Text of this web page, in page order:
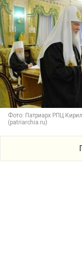
Фото: Патриарх РПЦ
(patriarchia.ru)